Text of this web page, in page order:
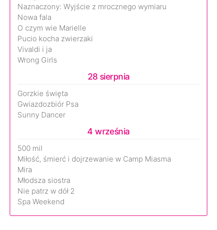
Naznaczony: Wyjście z mrocznego wymiaru
Nowa fala
O czym wie Marielle
Pucio kocha zwierzaki
Vivaldi i ja
Wrong Girls
28 sierpnia
Gorzkie święta
Gwiazdozbiór Psa
Sunny Dancer
4 września
500 mil
Miłość, śmierć i dojrzewanie w Camp Miasma
Mira
Młodsza siostra
Nie patrz w dół 2
Spa Weekend